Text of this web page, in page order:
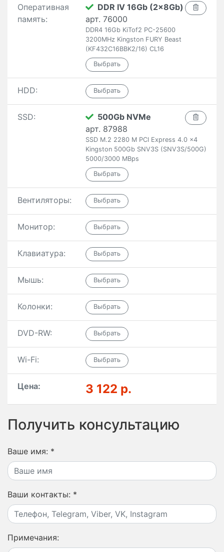
Оперативная
память:
DDR IV 16Gb (2x8Gb)
арт. 76000
DDR4 16Gb KiTof2 PC-25600
3200MHz Kingston FURY Beast
(KF432C16BBK2/16) CL16
HDD:
SSD:
500Gb NVMe
арт. 87988
SSD M.2 2280 M PCI Express 4.0 x4
Kingston 500Gb SNV3S (SNV3S/500G)
5000/3000 MBps
Вентиляторы:
Монитор:
Клавиатура:
Мышь:
Колонки:
DVD-RW:
Wi-Fi:
Цена: 3 122 р.
Получить консультацию
Ваше имя: *
Ваши контакты: *
Примечания: